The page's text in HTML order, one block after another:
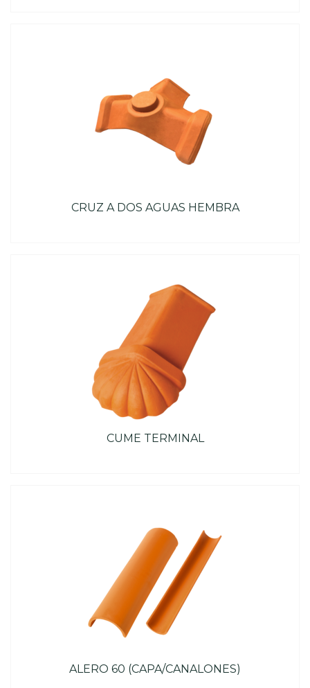
CRUZ A DOS AGUAS HEMBRA
CUME TERMINAL
ALERO 60 (CAPA/CANALONES)